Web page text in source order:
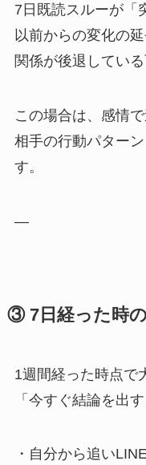
7日既読スルーが「
以前からの変化の
関係が後退してい
この場合は、感情で
相手の行動パター
す。
—
③ 7日経った時
1週間経った時点で
「今すぐ結論を出
・自分から追い